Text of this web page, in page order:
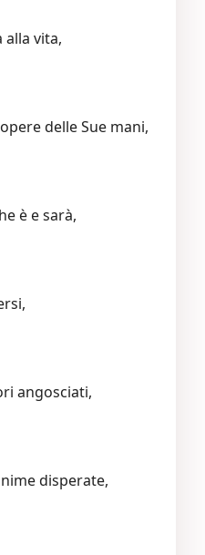
alla vita,
delle Sue mani,
è e sarà,
angosciati,
disperate,